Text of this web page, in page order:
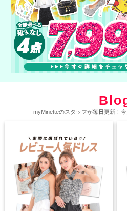
myMinetteのスタッフが毎日更新！